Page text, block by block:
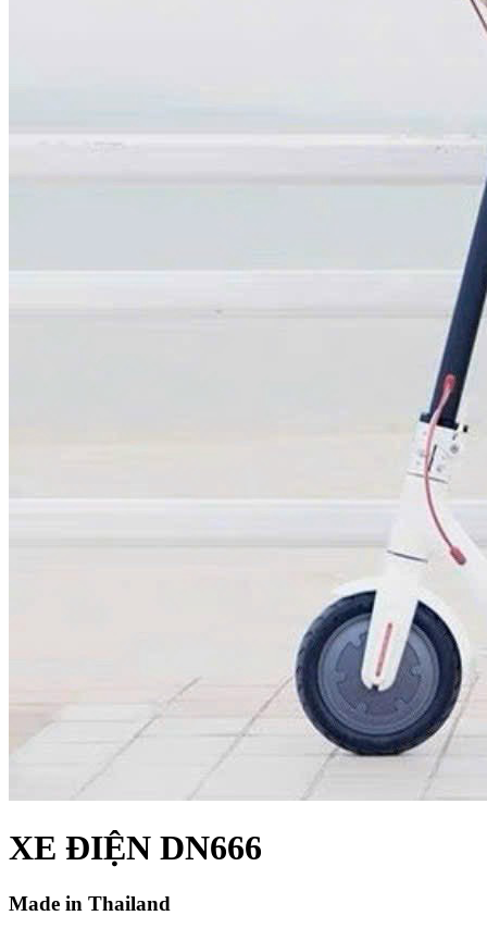
XE ĐIỆN DN666
Made in Thailand